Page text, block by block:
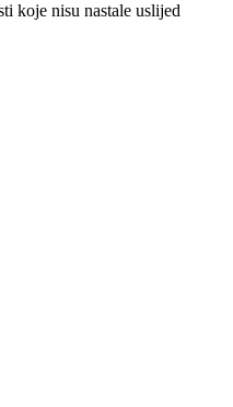
koje nisu nastale uslijed